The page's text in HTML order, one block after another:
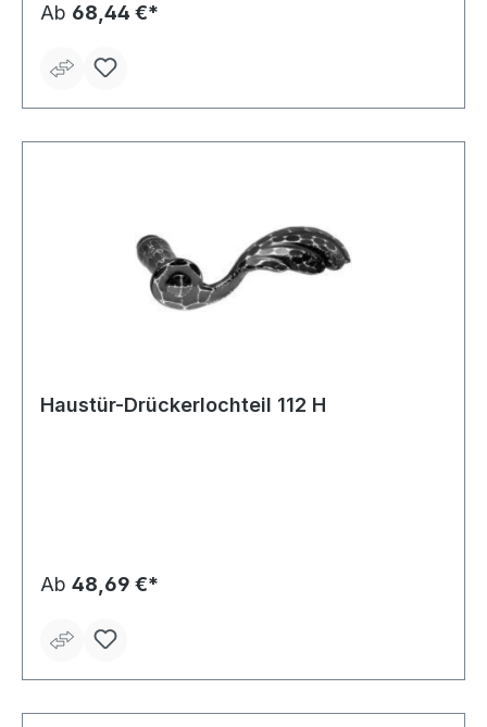
Ab 68,44 €*
Haustür-Drückerlochteil 112 H
Ab 48,69 €*